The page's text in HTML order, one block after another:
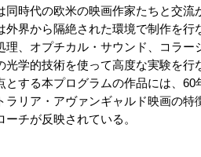
同時代の欧米の映画作家たちと交流
外界から隔絶された環境で制作を行
理、オプチカル・サウンド、コラー
光学的技術を使って高度な実験を行
とする本プログラムの作品には、60
ラリア・アヴァンギャルド映画の特
チが反映されている。